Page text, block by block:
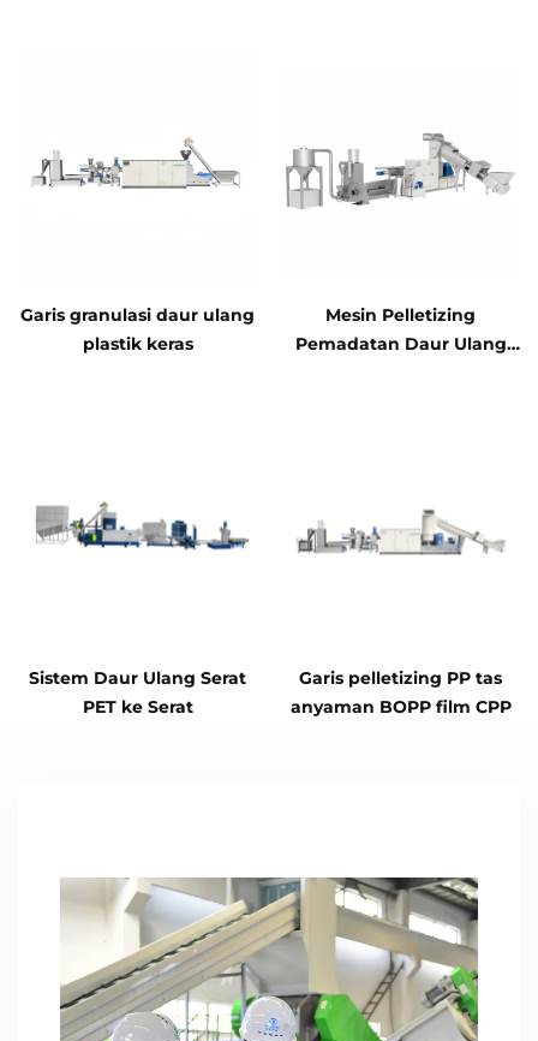
Garis granulasi daur ulang
plastik keras
Mesin Pelletizing
Pemadatan Daur Ulang
Sistem Daur Ulang Serat
PET ke Serat
Garis pelletizing PP tas
anyaman BOPP film CPP